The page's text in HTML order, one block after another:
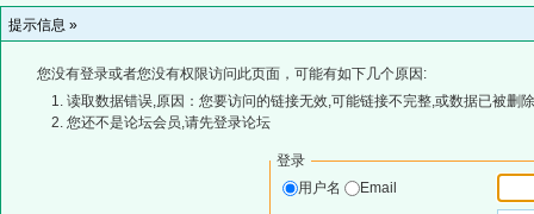
提示信息 »
您没有登录或者您没有权限访问此页面，可能有如下几个原因:
读取数据错误,原因：您要访问的链接无效,可能链接不完整,或数据已被删
您还不是论坛会员,请先登录论坛
登录
用户名
Email